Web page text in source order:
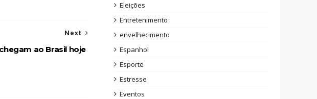
Next
ao Brasil hoje
Eleições
Entretenimento
envelhecimento
Espanhol
Esporte
Estresse
Eventos